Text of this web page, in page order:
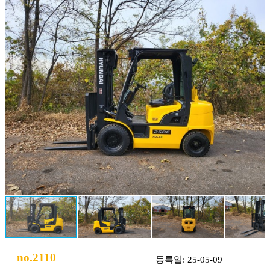
no.2110 등록일: 25-05-09